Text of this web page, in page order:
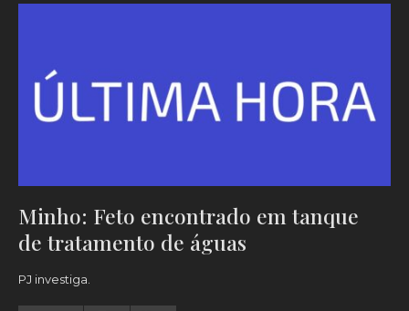
Minho: Feto encontrado em tanque
de tratamento de águas
PJ investiga.